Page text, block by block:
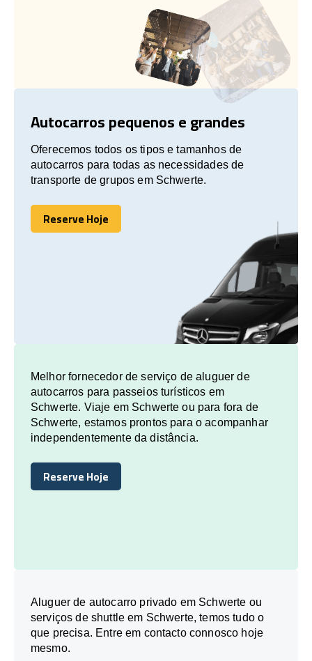
Autocarros pequenos e grandes
Oferecemos todos os tipos e tamanhos de
autocarros para todas as necessidades de
transporte de grupos em Schwerte.
Reserve Hoje
Reserve Hoje
Melhor fornecedor de serviço de aluguer de
autocarros para passeios turísticos em
Schwerte. Viaje em Schwerte ou para fora de
Schwerte, estamos prontos para o acompanhar
independentemente da distância.
Reserve Hoje
Reserve Hoje
Aluguer de autocarro privado em Schwerte ou
serviços de shuttle em Schwerte, temos tudo o
que precisa. Entre em contacto connosco hoje
mesmo.